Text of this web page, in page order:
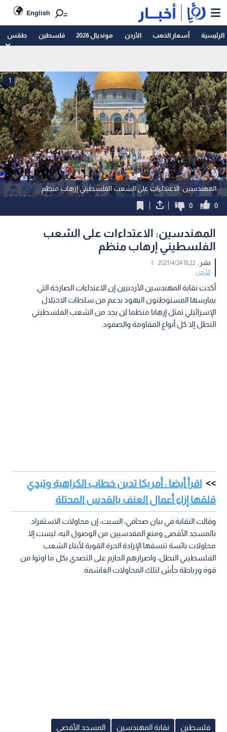
English
الرئيسية أسعار الذهب الأردن مونديال 2026 فلسطين طقس
المهندسين: الاعتداءات على الشعب الفلسطيني إرهاب منظم
1
0
0
المهندسين: الاعتداءات على الشعب
الفلسطيني إرهاب منظم
نشر :18:22 2021/4/24
|
الأردن
أكدت نقابة المهندسين الأردنيين إن الاعتداءات الصارخة التي
يمارسها المستوطنون اليهود بدعم من سلطات الاحتلال
الإسرائيلي تمثل إرهابا منظما لن يجد من الشعب الفلسطيني
البطل إلا كل أنواع المقاومة والصمود.
اقرأ أيضا : أمريكا تدين خطاب الكراهية وتبدي
قلقها إزاء أعمال العنف بالقدس المحتلة
وقالت النقابة في بيان صحافي، السبت، إن محاولات الاستفراد
بالمسجد الأقصى ومنع المقدسيين من الوصول اليه، ليست إلا
محاولات بائسة تنسفها الإرادة الحرة القوية لأبناء الشعب
الفلسطيني البطل، واصرارهم الحازم على التصدي بكل ما اوتوا من
قوة ورباطة جأش لتلك المحاولات الغاشمة.
فلسطين نقابة المهندسين المسجد الأقصى